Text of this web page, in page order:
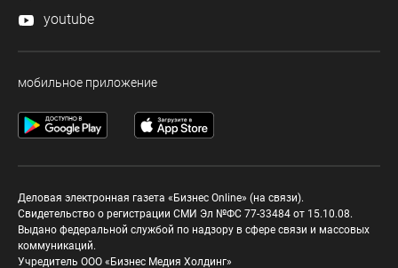
youtube
мобильное приложение
Деловая электронная газета «Бизнес Online» (на связи).
Свидетельство о регистрации СМИ Эл №ФС 77-33484 от 15.10.08.
Выдано федеральной службой по надзору в сфере связи и массовых
коммуникаций.
Учредитель ООО «Бизнес Медия Холдинг»